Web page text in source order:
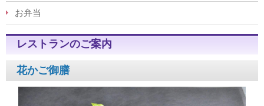
お弁当
レストランのご案内
花かご御膳